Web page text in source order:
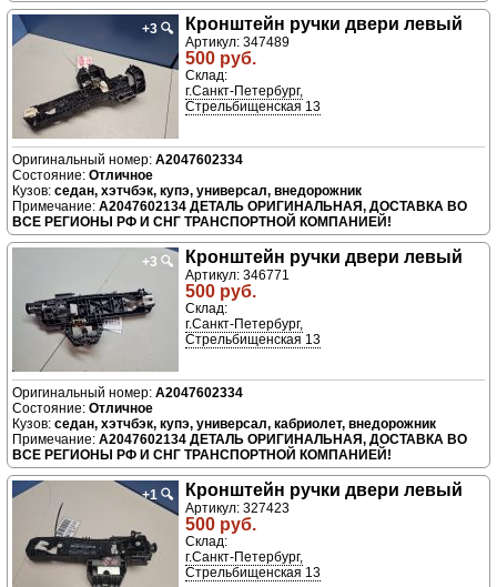
+3 🔍 Кронштейн ручки двери левый
Артикул: 347489
500 руб.
Склад:
г.Санкт-Петербург,
Стрельбищенская 13
A2047602334
Отличное
седан, хэтчбэк, купэ, универсал, внедорожник
A2047602134 ДЕТАЛЬ ОРИГИНАЛЬНАЯ, ДОСТАВКА ВО
ВСЕ РЕГИОНЫ РФ И СНГ ТРАНСПОРТНОЙ КОМПАНИЕЙ!
+3 🔍 Кронштейн ручки двери левый
Артикул: 346771
500 руб.
Склад:
г.Санкт-Петербург,
Стрельбищенская 13
A2047602334
Отличное
седан, хэтчбэк, купэ, универсал, кабриолет, внедорожник
A2047602134 ДЕТАЛЬ ОРИГИНАЛЬНАЯ, ДОСТАВКА ВО
ВСЕ РЕГИОНЫ РФ И СНГ ТРАНСПОРТНОЙ КОМПАНИЕЙ!
+1 🔍 Кронштейн ручки двери левый
Артикул: 327423
500 руб.
Склад:
г.Санкт-Петербург,
Стрельбищенская 13